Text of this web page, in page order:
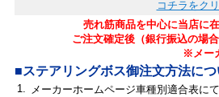
コチラをク
売れ筋商品を中心に当店に
ご注文確定後（銀行振込の場
※メー
■ステアリングボス御注文方法につ
1. メーカーホームページ車種別適合表に